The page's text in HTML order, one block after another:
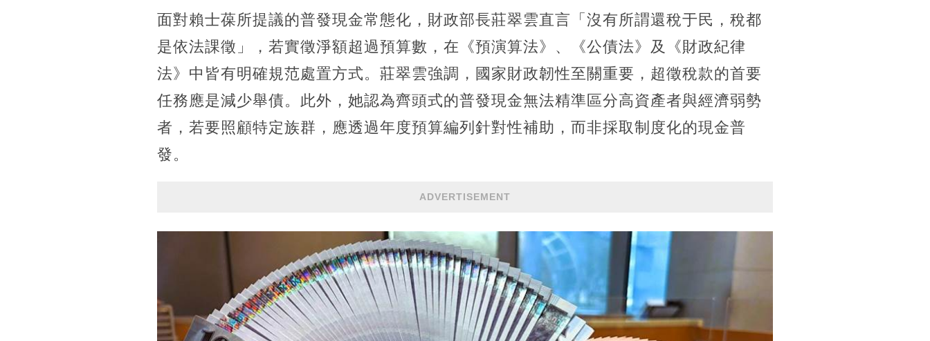
面對賴士葆所提議的普發現金常態化，財政部長莊翠雲直言「沒有所謂還稅于民，稅都
是依法課徵」，若實徵淨額超過預算數，在《預演算法》、《公債法》及《財政紀律
法》中皆有明確規范處置方式。莊翠雲強調，國家財政韌性至關重要，超徵稅款的首要
任務應是減少舉債。此外，她認為齊頭式的普發現金無法精準區分高資產者與經濟弱勢
者，若要照顧特定族群，應透過年度預算編列針對性補助，而非採取制度化的現金普
發。
ADVERTISEMENT